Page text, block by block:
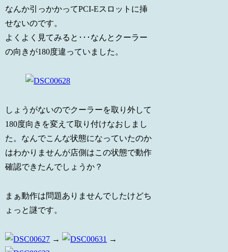
なんか引っかかってPCI-Eスロットに挿
せないのです。
よくよく見てみると･･･なんとクーラー
の向きが180度違っていました。
しょうがないのでクーラーを取り外して
180度向きを変えて取り付けなおしまし
た。なんでこんな状態になっていたのか
はわかりませんが店側はこの状態で動作
確認できたんでしょうか？
まぁ動作は問題ありませんでしたけどち
ょっと謎です。
→ →